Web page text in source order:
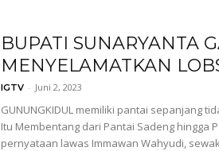
BUPATI SUNARYANTA
MENYELAMATKAN
IGTV - Juni 2, 2023
GUNUNGKIDUL memiliki pantai sepanjang
Itu Membentang dari Pantai Sadeng hingga
pernyataan lawas Immawan Wahyudi,